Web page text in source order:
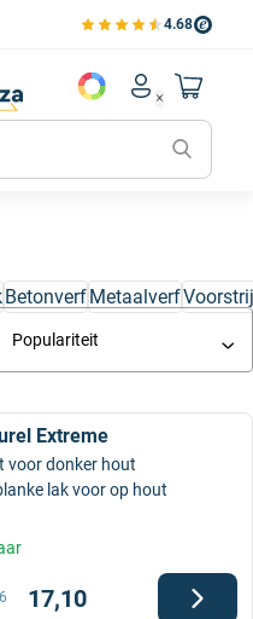
4.68
Bekijk de verfplaza
Account
Mijn
Mijn
Mijn
Naar
BetonverfMetaalverf
Populariteit
Extreme
voor donker hout
lak voor op hout
17,10